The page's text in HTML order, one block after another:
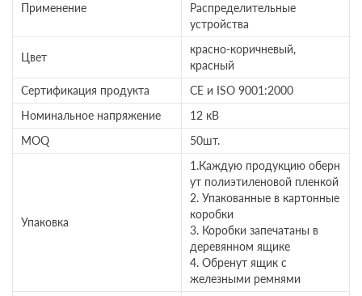
Применение
Распределительные
устройства
Цвет
красно-коричневый,
красный
Сертификация продукта
CE и ISO 9001:2000
Номинальное напряжение
12 кВ
MOQ
50шт.
Упаковка
1.Каждую продукцию оберн
ут полиэтиленовой пленкой
2. Упакованные в картонные
коробки
3. Коробки запечатаны в
деревянном ящике
4. Обренут ящик с
железными ремнями